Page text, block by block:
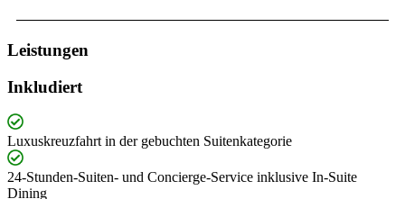
Leistungen
Inkludiert
Luxuskreuzfahrt in der gebuchten Suitenkategorie
24-Stunden-Suiten- und Concierge-Service inklusive In-Suite
Dining